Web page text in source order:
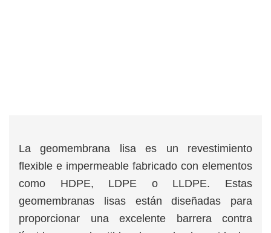
La geomembrana lisa es un revestimiento
flexible e impermeable fabricado con elementos
como HDPE, LDPE o LLDPE. Estas
geomembranas lisas están diseñadas para
proporcionar una excelente barrera contra